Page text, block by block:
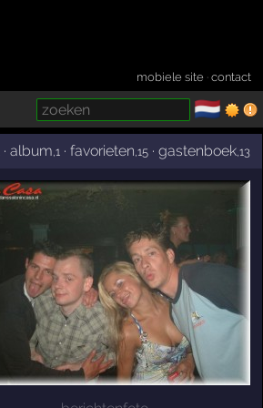
mobiele site ·contact
🇳🇱
·album ,1 ·favorieten ,15 ·gastenboek,13